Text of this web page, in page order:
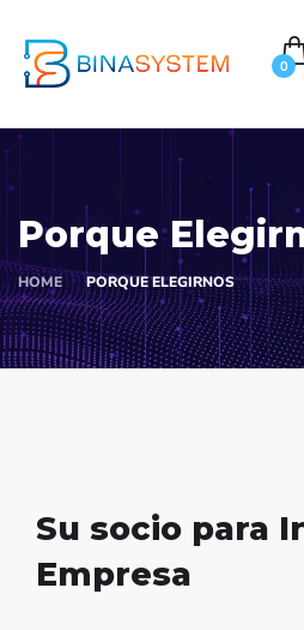
0
Porque
HOME PORQUE ELEGIRNOS
Su socio para
Empresa